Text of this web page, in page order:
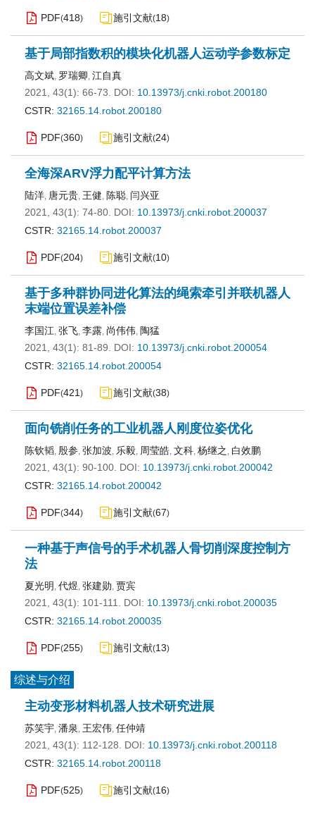
PDF(418) 施引文献(18)
基于局部指数积的模块化机器人运动学参数标定
高文斌, 罗瑞卿, 江自真
2021, 43(1): 66-73.
DOI: 10.13973/j.cnki.robot.200180
CSTR: 32165.14.robot.200180
PDF(360) 施引文献(24)
全海深ARV浮力配平计算方法
陆洋, 唐元贵, 王健, 陈聪, 闫兴亚
2021, 43(1): 74-80. DOI: 10.13973/j.cnki.robot.200037
CSTR: 32165.14.robot.200037
PDF(204) 施引文献(10)
基于多种群协同进化算法的绳索牵引并联机器人
末端位置误差补偿
李国江, 张飞, 李露, 尚伟伟, 陶猛
2021, 43(1): 81-89.
DOI: 10.13973/j.cnki.robot.200054
CSTR: 32165.14.robot.200054
PDF(421 ) 施引文献(38)
面向铣削任务的工业机器人刚度位姿优化
陈钦韬, 殷参, 张加波, 乐毅, 周莹皓, 文科, 杨继之 , 白效鹏
2021, 43(1): 90-100. DOI: 10.13973/j.cnki.robot.200042
CSTR: 32165.14.robot.200042
PDF(344) 施引文献(67)
一种基于声信号的手术机器人骨切削深度控制方
法
夏光明 , 代煜, 张建勋, 贾宾
2021, 43(1): 101-111.
DOI: 10.13973/j.cnki.robot.200035
CSTR: 32165.14.robot.200035
PDF(255) 施引文献(13)
综述与介绍
主动变形材料机器人技术研究进展
苏笑宇, 潘泉 , 王宏伟, 任仲靖
2021, 43(1): 112-128.
DOI: 10.13973/j.cnki.robot.200118
CSTR: 32165.14.robot.200118
PDF(525) 施引文献(16)